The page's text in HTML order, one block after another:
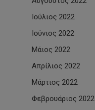
Ιούλιος 2022
Ιούνιος 2022
Μάιος 2022
Απρίλιος 2022
Μάρτιος 2022
Φεβρουάριος 2022